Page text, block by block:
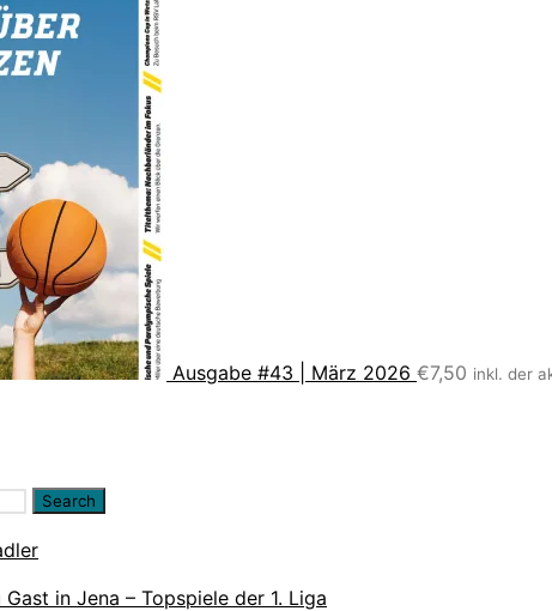
Ausgabe #43 | März 2026 €7,50 inkl. der
in Jena – Topspiele der 1. Liga